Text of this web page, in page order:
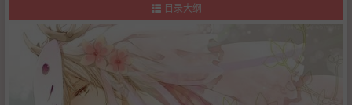
目录大纲
作品简介
剧情简介
动画制作
制作人员